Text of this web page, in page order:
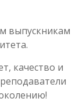
выпускникам
качество и